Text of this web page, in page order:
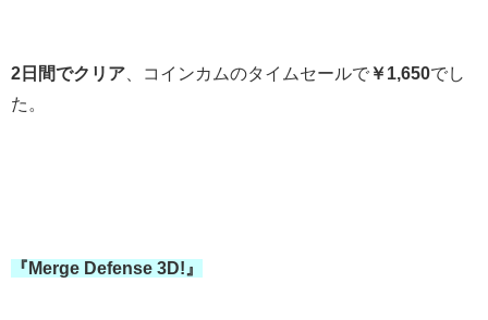
2日間でクリア 、コインカムのタイムセールで￥1,650でし
た。
『Merge Defense 3D!』